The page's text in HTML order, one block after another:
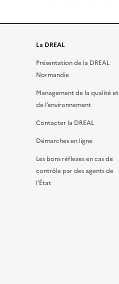
La DREAL
Présentation de la DREAL
Normandie
Management de la qualité et
de l’environnement
Contacter la DREAL
Démarches en ligne
Les bons réflexes en cas de
contrôle par des agents de
l’État